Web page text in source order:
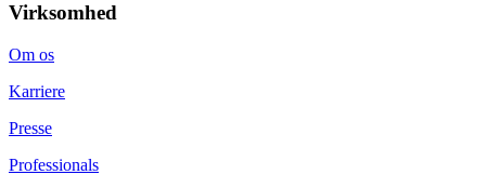
Virksomhed
Om os
Karriere
Presse
Professionals